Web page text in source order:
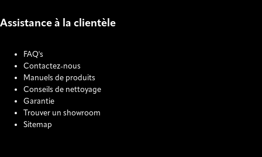
Assistance à la clientèle
FAQ's
Contactez-nous
Manuels de produits
Conseils de nettoyage
Garantie
Trouver un showroom
Sitemap